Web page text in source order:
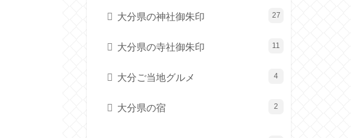
大分県の神社御朱印 27
大分県の寺社御朱印 11
大分ご当地グルメ 4
大分県の宿 2